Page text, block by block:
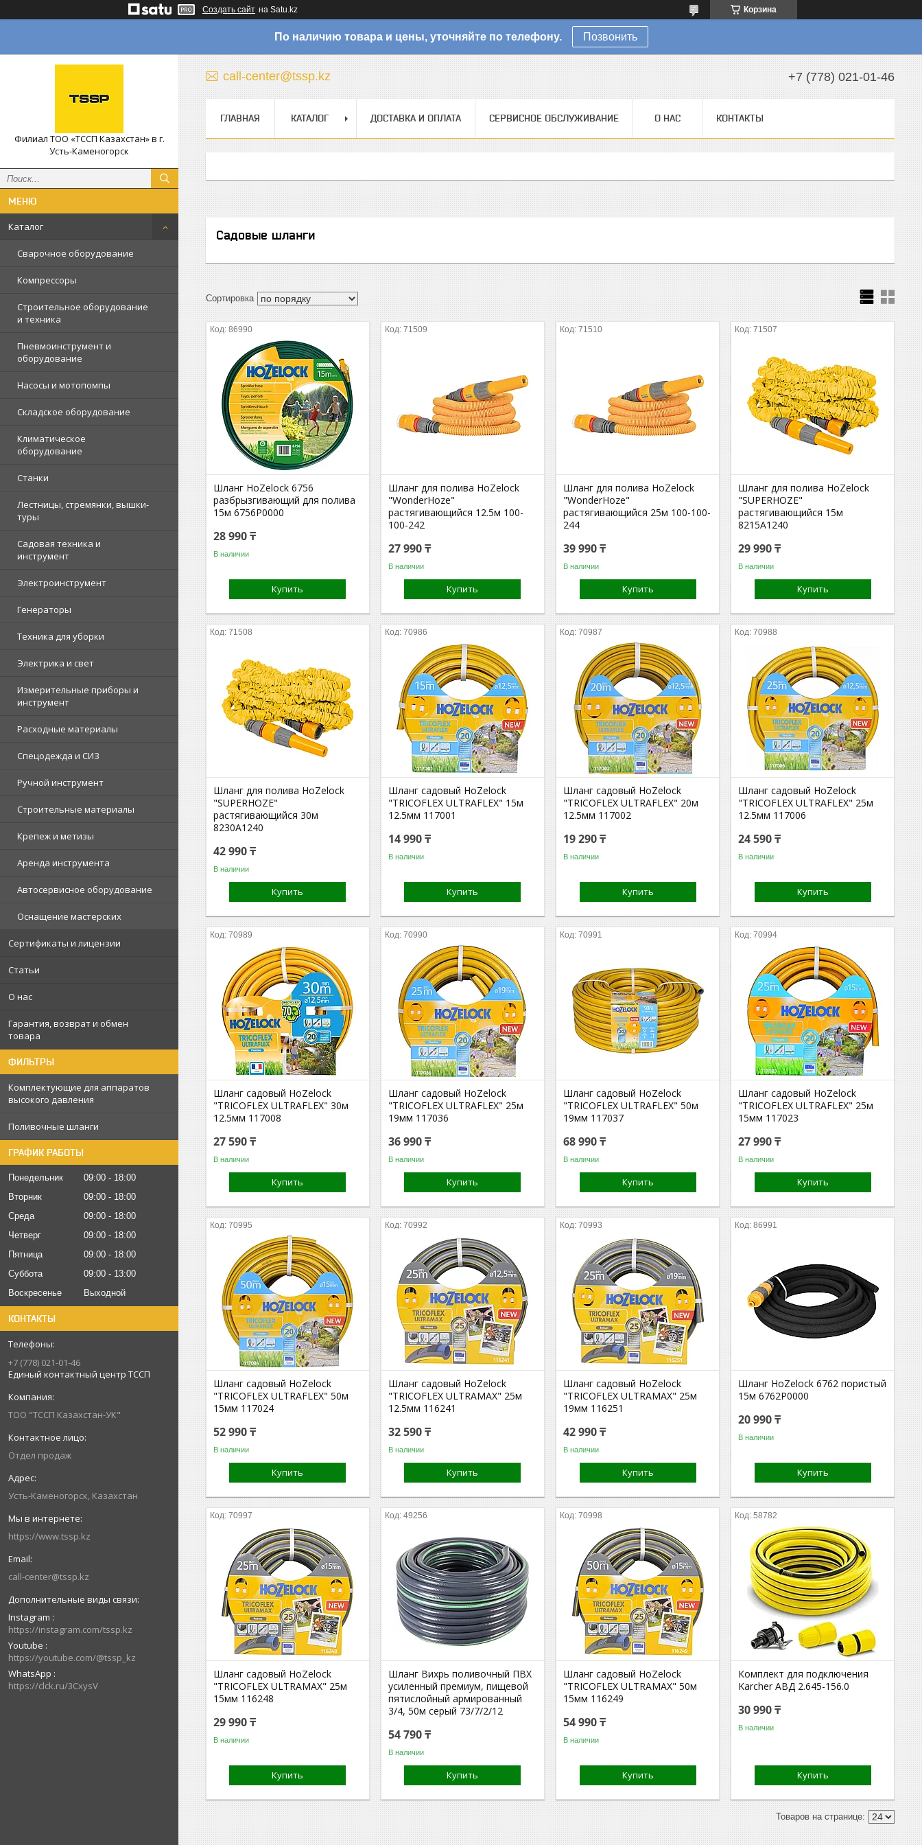
Создать сайт на Satu.kz Корзина
По наличию товара и цены, уточняйте по телефону. Позвонить
Филиал ТОО «ТССП Казахстан» в г.
Усть-Каменогорск
Каталог
Сварочное оборудование
Компрессоры
Строительное оборудование
и техника
Пневмоинструмент и
оборудование
Насосы и мотопомпы
Складское оборудование
Климатическое
оборудование
Станки
Лестницы, стремянки, вышки-
туры
Садовая техника и
инструмент
Электроинструмент
Генераторы
Техника для уборки
Электрика и свет
Измерительные приборы и
инструмент
Расходные материалы
Спецодежда и СИЗ
Ручной инструмент
Строительные материалы
Крепеж и метизы
Аренда инструмента
Автосервисное оборудование
Оснащение мастерских
Сертификаты и лицензии
Статьи
О нас
Гарантия, возврат и обмен
товара
ФИЛЬТРЫ
Комплектующие для аппаратов
высокого давления
Поливочные шланги
ГРАФИК РАБОТЫ
Понедельник 09:00
18:00
Вторник
09:00
18:00
Среда
09:00
18:00
Четверг
09:00
18:00
Пятница
09:00
18:00
Суббота
09:00
13:00
Воскресенье
Выходной
КОНТАКТЫ
+7 (778) 021-01-46
Единый контактный центр ТССП
ТОО "ТССП Казахстан-УК"
Отдел продаж
Усть-Каменогорск, Казахстан
https://www.tssp.kz
call-center@tssp.kz
Instagram
https://instagram.com/tssp.kz
Youtube
https://youtube.com/@tssp_kz
WhatsApp
https://clck.ru/3CxysV
call-center@tssp.kz +7 (778) 021-01-46
ГЛАВНАЯ КАТАЛОГ ДОСТАВКА И ОПЛАТА СЕРВИСНОЕ ОБСЛУЖИВАНИЕ О НАС КОНТАКТЫ
Садовые шланги
86990
Шланг HoZelock 6756
разбрызгивающий для полива
15м 6756P0000
28 990 ₸
В наличии
Купить
71509
Шланг для полива HoZelock
"WonderHoze"
растягивающийся 12.5м 100-
100-242
27 990 ₸
В наличии
Купить
71510
Шланг для полива HoZelock
"WonderHoze"
растягивающийся 25м 100-100-
244
39 990 ₸
В наличии
Купить
71507
Шланг для полива HoZelock
"SUPERHOZE"
растягивающийся 15м
8215A1240
29 990 ₸
В наличии
Купить
71508
Шланг для полива HoZelock
"SUPERHOZE"
растягивающийся 30м
8230A1240
42 990 ₸
В наличии
Купить
70986
Шланг садовый HoZelock
"TRICOFLEX ULTRAFLEX" 15м
12.5мм 117001
14 990 ₸
В наличии
Купить
70987
Шланг садовый HoZelock
"TRICOFLEX ULTRAFLEX" 20м
12.5мм 117002
19 290 ₸
В наличии
Купить
70988
Шланг садовый HoZelock
"TRICOFLEX ULTRAFLEX" 25м
12.5мм 117006
24 590 ₸
В наличии
Купить
70989
Шланг садовый HoZelock
"TRICOFLEX ULTRAFLEX" 30м
12.5мм 117008
27 590 ₸
В наличии
Купить
70990
Шланг садовый HoZelock
"TRICOFLEX ULTRAFLEX" 25м
19мм 117036
36 990 ₸
В наличии
Купить
70991
Шланг садовый HoZelock
"TRICOFLEX ULTRAFLEX" 50м
19мм 117037
68 990 ₸
В наличии
Купить
70994
Шланг садовый HoZelock
"TRICOFLEX ULTRAFLEX" 25м
15мм 117023
27 990 ₸
В наличии
Купить
70995
Шланг садовый HoZelock
"TRICOFLEX ULTRAFLEX" 50м
15мм 117024
52 990 ₸
В наличии
Купить
70992
Шланг садовый HoZelock
"TRICOFLEX ULTRAMAX" 25м
12.5мм 116241
32 590 ₸
В наличии
Купить
70993
Шланг садовый HoZelock
"TRICOFLEX ULTRAMAX" 25м
19мм 116251
42 990 ₸
В наличии
Купить
86991
Шланг HoZelock 6762 пористый
15м 6762P0000
20 990 ₸
В наличии
Купить
70997
Шланг садовый HoZelock
"TRICOFLEX ULTRAMAX" 25м
15мм 116248
29 990 ₸
В наличии
Купить
49256
Шланг Вихрь поливочный ПВХ
усиленный премиум, пищевой
пятислойный армированный
3/4, 50м серый 73/7/2/12
54 790 ₸
В наличии
Купить
70998
Шланг садовый HoZelock
"TRICOFLEX ULTRAMAX" 50м
15мм 116249
54 990 ₸
В наличии
Купить
58782
Комплект для подключения
Karcher АВД 2.645-156.0
30 990 ₸
В наличии
Купить